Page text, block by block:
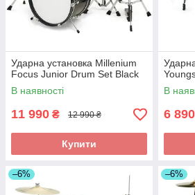
Ударна установка Millenium
Focus Junior Drum Set Black
В наявності
11 990 ₴ 12 990 ₴
Купити
В
6 890
–6% –6%